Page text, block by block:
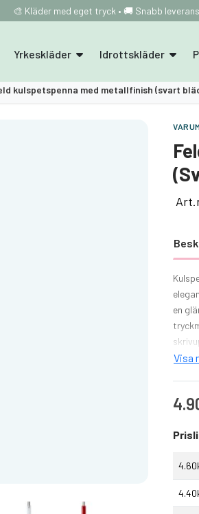
🎨 Kläder med eget tryck • 🚚 Snabb
Yrkeskläder Idrottskläder
kulspetspenna med metallfinish (svart
en
Visa